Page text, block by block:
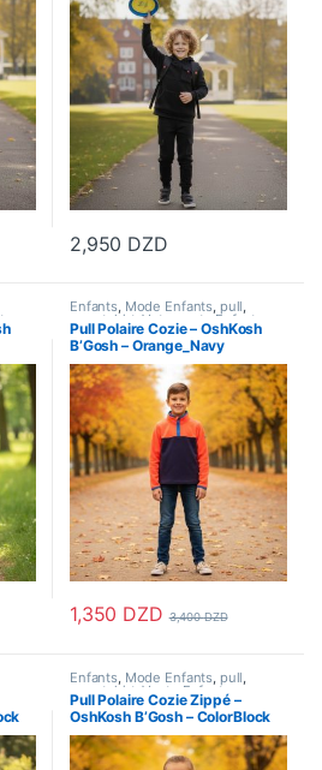
Les options peuvent être
2,950 DZD
Ce produit a plusieurs
Les options peuvent être
Enfants, Mode Enfants, pull,
sweatshirt ,Vetements Enfants
Pull Polaire Cozie – OshKosh
B’Gosh – Orange_Navy
1,350 DZD 3,400DZD
Ce produit a plusieurs
Enfants, Mode Enfants, pull,
sweatshirt ,Veste Enfant ,
Vetements Enfants
Pull Polaire Cozie Zippé –
OshKosh B’Gosh – ColorBlock
Rose